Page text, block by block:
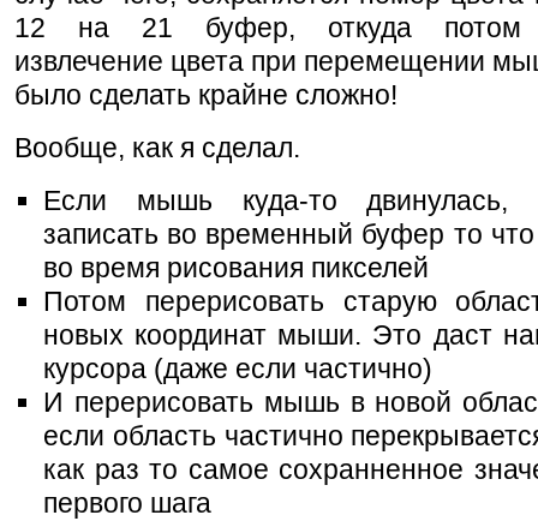
12 на 21 буфер, откуда потом
извлечение цвета при перемещении
было сделать крайне сложно!
Вообще, как я сделал.
Если мышь куда-то двинулась,
записать во временный буфер то
во время рисования пикселей
Потом перерисовать старую
новых координат мыши. Это даст
курсора (даже если частично)
И перерисовать мышь в новой
если область частично
как раз то самое сохранненное
первого шага